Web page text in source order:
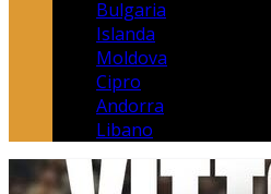
Bulgaria
Islanda
Moldova
Cipro
Andorra
Libano